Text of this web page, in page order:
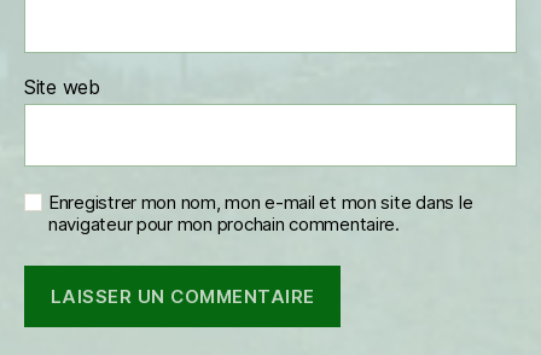
Site web
Enregistrer mon nom, mon e-mail et mon site dans le
navigateur pour mon prochain commentaire.